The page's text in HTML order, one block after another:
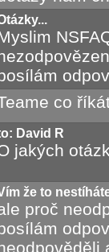
co
David R
jakých
že to
proč